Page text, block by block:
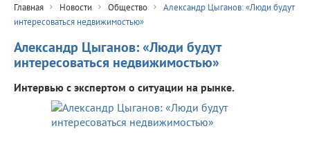
Главная Новости Общество
Александр Цыганов: «Люди будут
интересоваться недвижимостью»
Александр Цыганов: «Люди будут
интересоваться недвижимостью»
Интервью с экспертом о ситуации на рынке.